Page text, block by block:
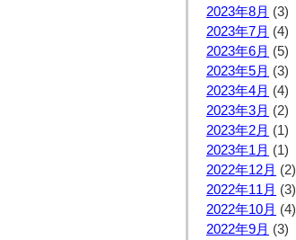
2023年8月 (3)
2023年7月 (4)
2023年6月 (5)
2023年5月 (3)
2023年4月 (4)
2023年3月 (2)
2023年2月 (1)
2023年1月 (1)
2022年12月 (2)
2022年11月 (3)
2022年10月 (4)
2022年9月 (3)